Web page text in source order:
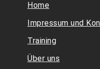
Home
Impressum und
Training
Über uns